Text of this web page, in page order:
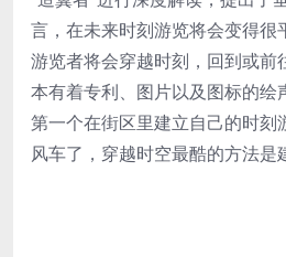
言，在未来时刻游览将会变得很
游览者将会穿越时刻，回到或
本有着专利、图片以及图标的绘
第一个在街区里建立自己的时刻
风车了，穿越时空最酷的方法是